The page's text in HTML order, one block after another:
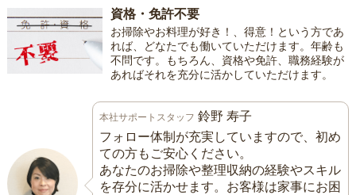
資格・免許不要
お掃除やお料理が好き！、得意！という方であ
れば、どなたでも働いていただけます。年齢も
不問です。もちろん、資格や免許、職務経験が
あればそれを充分に活かしていただけます。
本社サポートスタッフ 鈴野 寿子
フォロー体制が充実していますので、初め
ての方もご安心ください。
あなたのお掃除や整理収納の経験やスキル
を存分に活かせます。お客様は家事にお困